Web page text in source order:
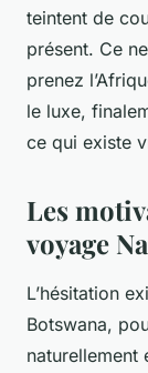
teintent de
présent. Ce
prenez
le luxe,
ce qui existe
Les
voyage
L’hésitation
Botswana,
naturellement